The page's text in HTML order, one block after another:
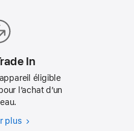
In
éligible
l’achat d’un
plus Apple